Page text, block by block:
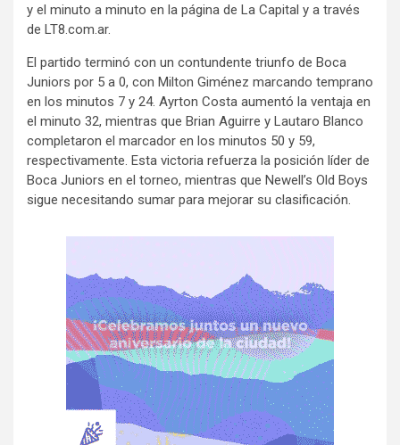
y el minuto a minuto en la página de La Capital y a través
de LT8.com.ar.
El partido terminó con un contundente triunfo de Boca
Juniors por 5 a 0, con Milton Giménez marcando temprano
en los minutos 7 y 24. Ayrton Costa aumentó la ventaja en
el minuto 32, mientras que Brian Aguirre y Lautaro Blanco
completaron el marcador en los minutos 50 y 59,
respectivamente. Esta victoria refuerza la posición líder de
Boca Juniors en el torneo, mientras que Newell’s Old Boys
sigue necesitando sumar para mejorar su clasificación.